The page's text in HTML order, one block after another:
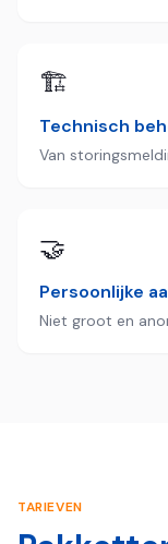
🏗️
Technisch
Van
🤝
Persoonlijke
Niet groot en
TARIEVEN